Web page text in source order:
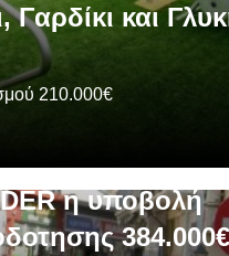
Γαρδίκι και
210.000€
η υποβολή